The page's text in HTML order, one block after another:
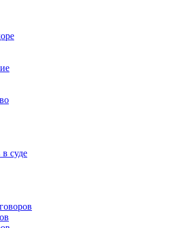
суде